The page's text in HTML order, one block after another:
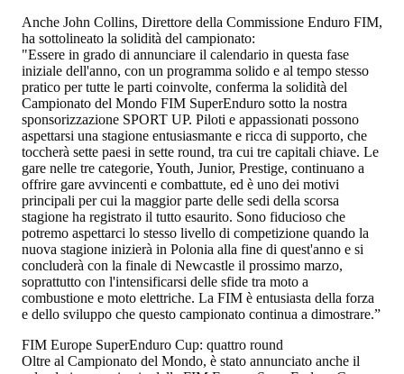
Anche John Collins, Direttore della Commissione Enduro FIM,
ha sottolineato la solidità del campionato:
"Essere in grado di annunciare il calendario in questa fase
iniziale dell'anno, con un programma solido e al tempo stesso
pratico per tutte le parti coinvolte, conferma la solidità del
Campionato del Mondo FIM SuperEnduro sotto la nostra
sponsorizzazione SPORT UP. Piloti e appassionati possono
aspettarsi una stagione entusiasmante e ricca di supporto, che
toccherà sette paesi in sette round, tra cui tre capitali chiave. Le
gare nelle tre categorie, Youth, Junior, Prestige, continuano a
offrire gare avvincenti e combattute, ed è uno dei motivi
principali per cui la maggior parte delle sedi della scorsa
stagione ha registrato il tutto esaurito. Sono fiducioso che
potremo aspettarci lo stesso livello di competizione quando la
nuova stagione inizierà in Polonia alla fine di quest'anno e si
concluderà con la finale di Newcastle il prossimo marzo,
soprattutto con l'intensificarsi delle sfide tra moto a
combustione e moto elettriche. La FIM è entusiasta della forza
e dello sviluppo che questo campionato continua a dimostrare.”
FIM Europe SuperEnduro Cup: quattro round
Oltre al Campionato del Mondo, è stato annunciato anche il